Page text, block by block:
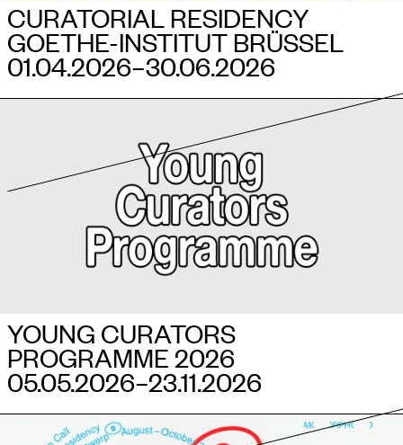
CURATORIAL RESIDENCY
GOETHE-INSTITUT BRÜSSEL
01.04.2026–​30.06.2026
YOUNG CURATORS
PROGRAMME 2026
05.05.2026–​23.11.2026